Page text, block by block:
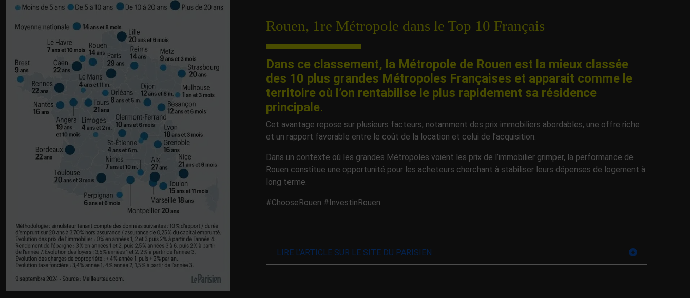
Rouen, 1re Métropole dans le Top 10 Français
Dans ce classement, la Métropole de Rouen est la mieux classée
des 10 plus grandes Métropoles Françaises et apparait comme le
territoire où l’on rentabilise le plus rapidement sa résidence
principale.
Cet avantage repose sur plusieurs facteurs, notamment des prix immobiliers abordables, une offre riche
et un rapport favorable entre le coût de la location et celui de l’acquisition.
Dans un contexte où les grandes Métropoles voient les prix de l’immobilier grimper, la performance de
Rouen constitue une opportunité pour les acheteurs cherchant à stabiliser leurs dépenses de logement à
long terme.
#ChooseRouen #InvestinRouen
LIRE L’ARTICLE SUR LE SITE DU PARISIEN